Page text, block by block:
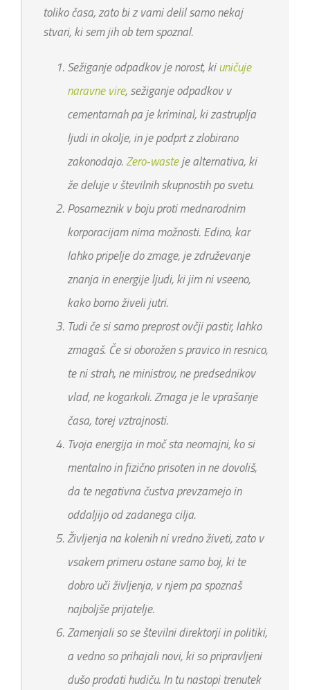
toliko časa, zato bi z vami delil samo nekaj
stvari, ki sem jih ob tem spoznal.
Sežiganje odpadkov je norost, kiuničuje
naravne vire, sežiganje odpadkov v
cementarnah pa je kriminal, ki zastruplja
ljudi in okolje, in je podprt z zlobirano
zakonodajo.Zero-wasteje alternativa, ki
že deluje v številnih skupnostih po svetu.
Posameznik v boju proti mednarodnim
korporacijam nima možnosti. Edino, kar
lahko pripelje do zmage, je združevanje
znanja in energije ljudi, ki jim ni vseeno,
kako bomo živeli jutri.
Tudi če si samo preprost ovčji pastir, lahko
zmagaš. Če si oborožen s pravico in resnico,
te ni strah, ne ministrov, ne predsednikov
vlad, ne kogarkoli. Zmaga je le vprašanje
časa, torej vztrajnosti.
Tvoja energija in moč sta neomajni, ko si
mentalno in fizično prisoten in ne dovoliš,
da te negativna čustva prevzamejo in
oddaljijo od zadanega cilja.
Življenja na kolenih ni vredno živeti, zato v
vsakem primeru ostane samo boj, ki te
dobro uči življenja, v njem pa spoznaš
najboljše prijatelje.
Zamenjali so se številni direktorji in politiki,
a vedno so prihajali novi, ki so pripravljeni
dušo prodati hudiču. In tu nastopi trenutek